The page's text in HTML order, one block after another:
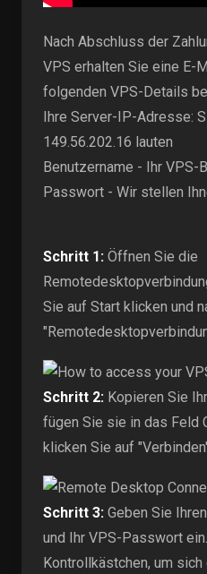
Nach Abschluss der
VPS erhalten Sie eine E-
folgenden VPS-Details
Ihre Server-IP-Adresse:
149.56.202.16 lauten
Benutzername - Ihr VPS-
Passwort - Wir stellen
Schritt 1: Öffnen Sie die
Sie auf Start klicken und
Schritt 2: Kopieren Sie
fügen Sie sie in das Feld
klicken Sie auf
Schritt 3: Geben Sie
und Ihr VPS-Passwort
Kontrollkästchen, um